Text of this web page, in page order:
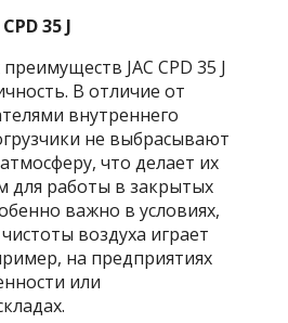
35 J
JAC CPD 35 J
В отличие от
внутреннего
не выбрасывают
что делает их
работы в закрытых
важно в условиях,
воздуха играет
на предприятиях
или